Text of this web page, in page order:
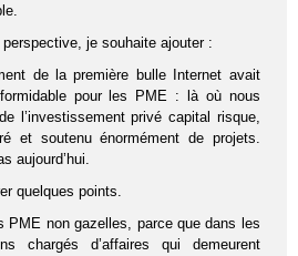
je souhaite ajouter :
de la première bulle Internet avait
pour les PME : là où nous
l’investissement privé capital risque,
et soutenu énormément de projets.
aujourd’hui.
quelques points.
PME non gazelles, parce que dans les
chargés d’affaires qui demeurent